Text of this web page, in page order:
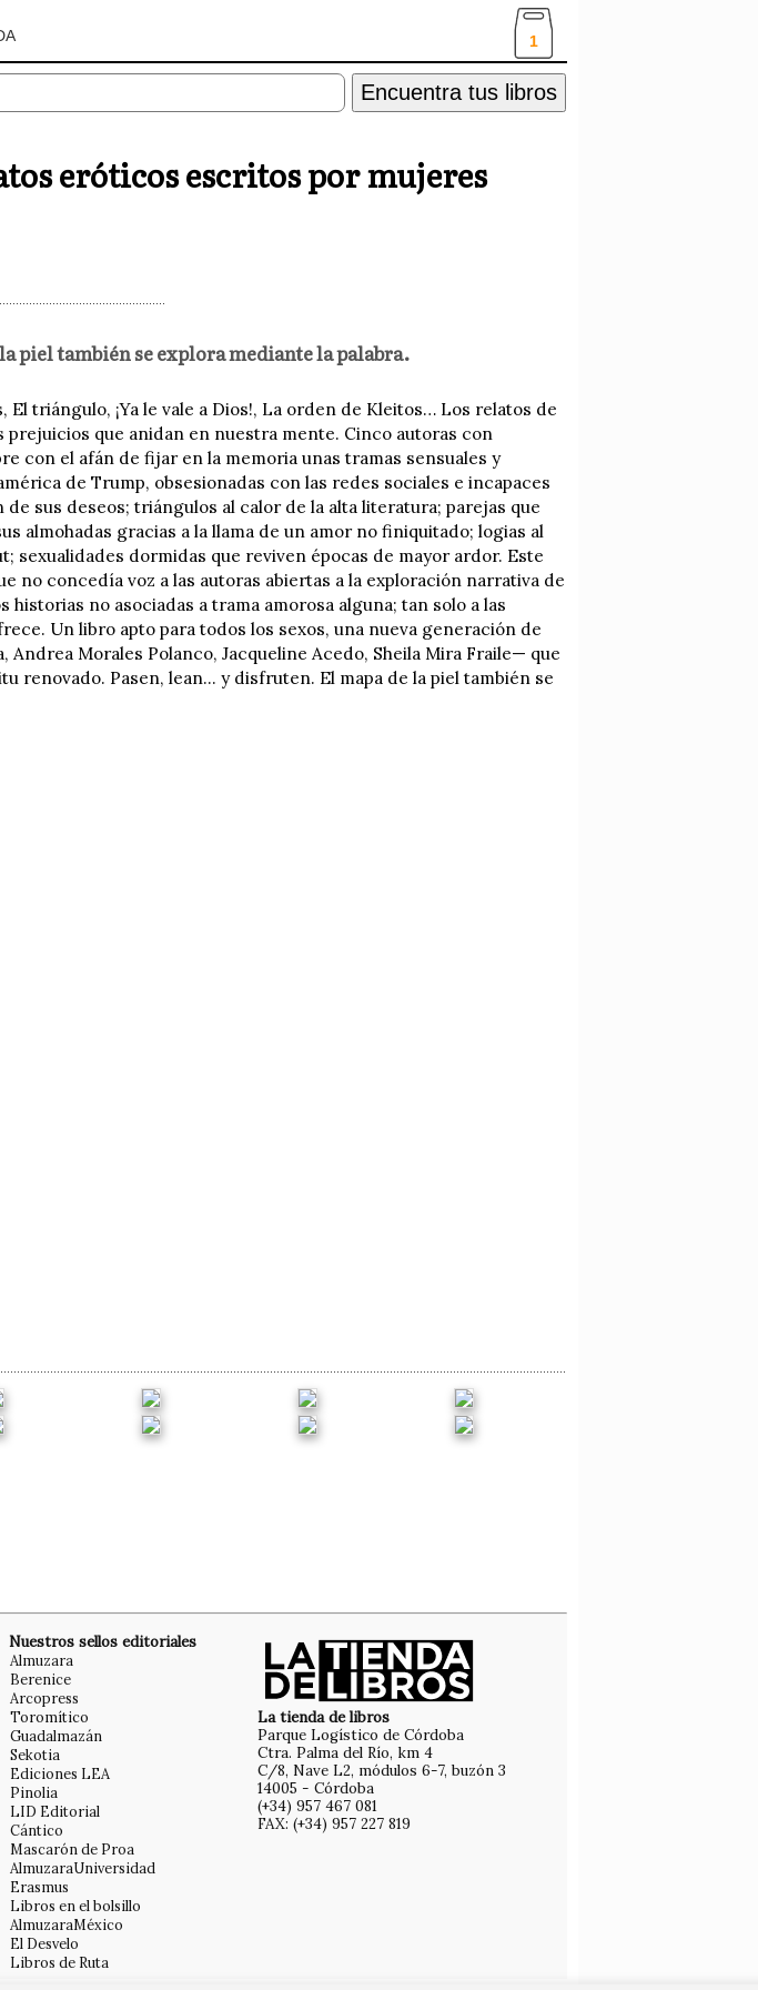
1
Encuentra tus libros
eróticos escritos por mujeres
piel también se explora mediante la palabra.
triángulo, ¡Ya le vale a Dios!, La orden de Kleitos… Los relatos de
que anidan en nuestra mente. Cinco autoras con
con el afán de fijar en la memoria unas tramas sensuales y
de Trump, obsesionadas con las redes sociales e incapaces
sus deseos; triángulos al calor de la alta literatura; parejas que
almohadas gracias a la llama de un amor no finiquitado; logias al
sexualidades dormidas que reviven épocas de mayor ardor. Este
no concedía voz a las autoras abiertas a la exploración narrativa de
no asociadas a trama amorosa alguna; tan solo a las
Un libro apto para todos los sexos, una nueva generación de
Morales Polanco, Jacqueline Acedo, Sheila Mira Fraile— que
renovado. Pasen, lean... y disfruten. El mapa de la piel también se
Nuestros sellos editoriales
Almuzara
Berenice
Arcopress
Toromítico
Guadalmazán
Sekotia
Ediciones LEA
Pinolia
LID Editorial
Cántico
Mascarón de Proa
AlmuzaraUniversidad
Erasmus
Libros en el bolsillo
AlmuzaraMéxico
El Desvelo
Libros de Ruta
La tienda de libros
Parque Logístico de Córdoba
Ctra. Palma del Río, km 4
C/8, Nave L2, módulos 6-7, buzón 3
14005 - Córdoba
(+34) 957 467 081
FAX: (+34) 957 227 819